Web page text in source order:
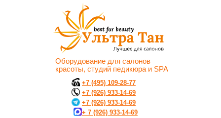
Оборудование для салонов
красоты, студий педикюра и SPA
+7 (495) 109-28-77
+7 (926) 933-14-69
+7 (926) 933-14-69
+ 7 (926) 933-14-69